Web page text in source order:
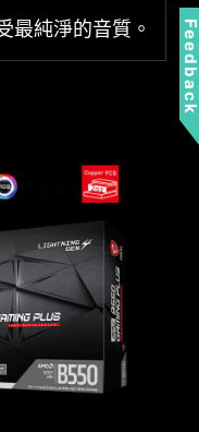
最純淨的音質。